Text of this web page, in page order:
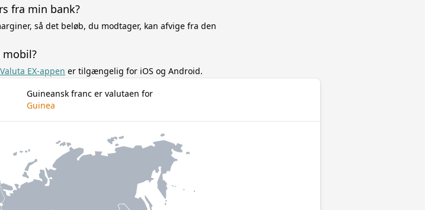
fra min bank?
så det beløb, du modtager, kan afvige fra den
mobil?
Valuta EX-appen er tilgængelig for iOS og Android.
Guineansk franc er valutaen for
Guinea